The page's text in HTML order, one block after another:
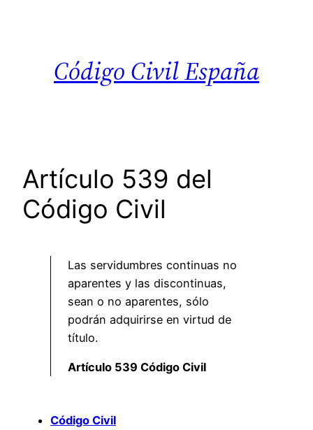
Código Civil España
Artículo 539 del
Código Civil
Las servidumbres continuas no
aparentes y las discontinuas,
sean o no aparentes, sólo
podrán adquirirse en virtud de
título.
Artículo 539 Código Civil
Código Civil